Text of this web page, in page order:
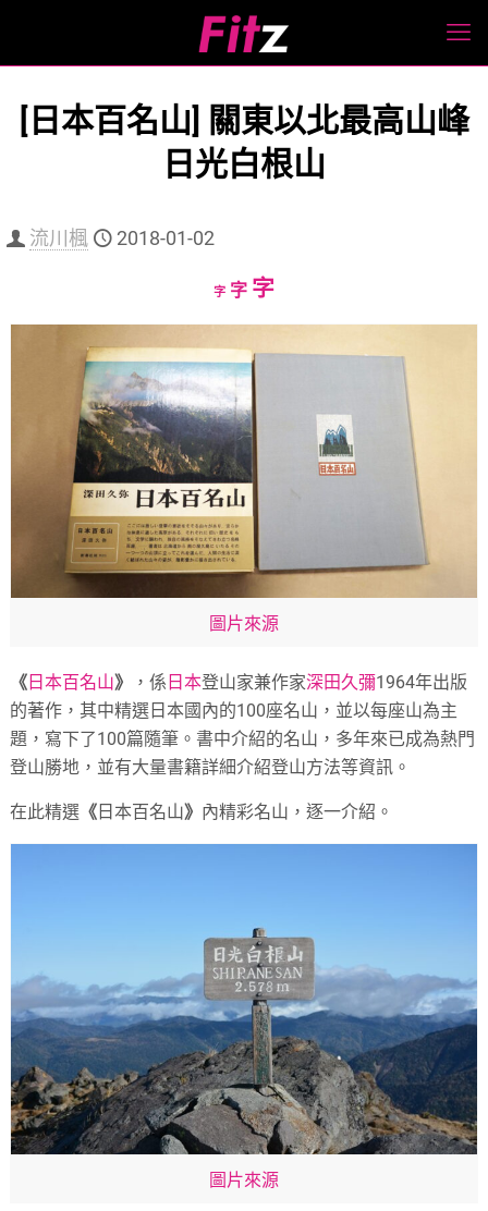
[日本百名山] 關東以北最高山峰
日光白根山
流川楓 2018-01-02
字Decrease
字Reset
字Increase
圖片來源
《 日本百名山》 ，係 日本登山家兼作家深田久彌1964年出版
的著作，其中精選日本國內的100座名山，並以每座山為主
題，寫下了100篇隨筆。書中介紹的名山，多年來已成為熱門
登山勝地，並有大量書籍詳細介紹登山方法等資訊。
在此精選 《 日本百名山》 內精彩名山，逐一介紹。
圖片來源